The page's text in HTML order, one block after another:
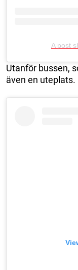
A post
Utanför bussen,
även en uteplats.